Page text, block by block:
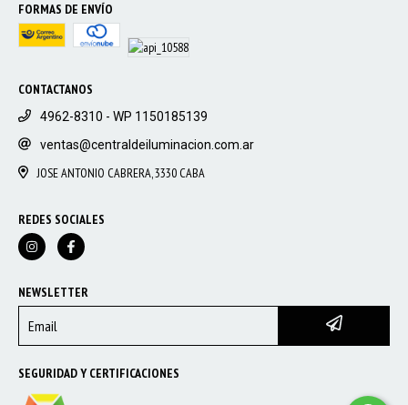
FORMAS DE ENVÍO
CONTACTANOS
4962-8310 - WP 1150185139
ventas@centraldeiluminacion.com.ar
JOSE ANTONIO CABRERA, 3330 CABA
REDES SOCIALES
NEWSLETTER
SEGURIDAD Y CERTIFICACIONES